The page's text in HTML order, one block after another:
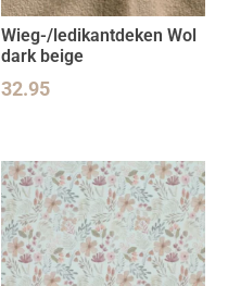
Wieg-/ledikantdeken Wol
dark beige
32.95